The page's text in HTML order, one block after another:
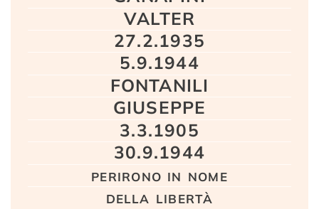
VALTER
27.2.1935
5.9.1944
FONTANILI
GIUSEPPE
3.3.1905
30.9.1944
perirono in nome
della libertà